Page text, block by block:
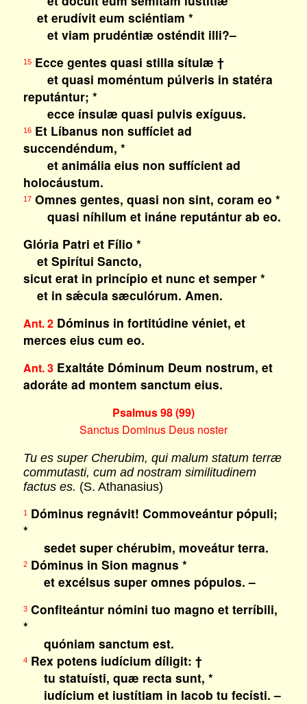
et erudívit eum sciéntiam *
et viam prudéntiæ osténdit illi?–
15Ecce gentes quasi stilla sítulæ †
et quasi moméntum púlveris in statéra
reputántur; *
ecce ínsulæ quasi pulvis exíguus.
16Et Líbanus non suffíciet ad
succendéndum, *
et animália eius non suffícient ad
holocáustum.
17Omnes gentes, quasi non sint, coram eo *
quasi níhilum et ináne reputántur ab eo.
Glória Patri et Fílio *
et Spirítui Sancto,
sicut erat in princípio et nunc et semper *
et in sǽcula sæculórum. Amen.
Ant. 2Dóminus in fortitúdine véniet, et
merces eius cum eo.
Ant. 3Exaltáte Dóminum Deum nostrum, et
adoráte ad montem sanctum eius.
Psalmus 98 (99)
Sanctus Dominus Deus noster
Tu es super Cherubim, qui malum statum terræ
commutasti, cum ad nostram similitudinem
factus es. (S. Athanasius)
1Dóminus regnávit! Commoveántur pópuli;
*
sedet super chérubim, moveátur terra.
2Dóminus in Sion magnus *
et excélsus super omnes pópulos. –
3Confiteántur nómini tuo magno et terríbili,
*
quóniam sanctum est.
4Rex potens iudícium díligit: †
tu statuísti, quæ recta sunt, *
iudícium et iustítiam in Iacob tu fecísti. –